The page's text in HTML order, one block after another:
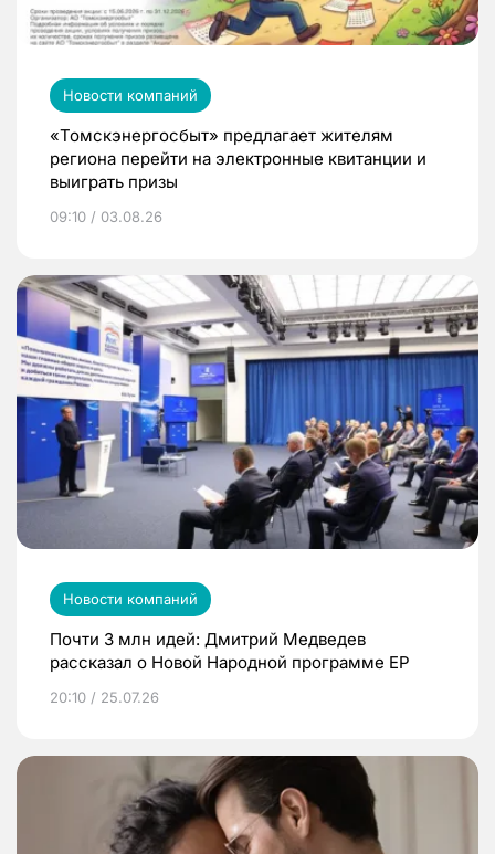
Новости компаний
«Томскэнергосбыт» предлагает жителям
региона перейти на электронные квитанции и
выиграть призы
09:10 / 03.08.26
Новости компаний
Почти 3 млн идей: Дмитрий Медведев
рассказал о Новой Народной программе ЕР
20:10 / 25.07.26